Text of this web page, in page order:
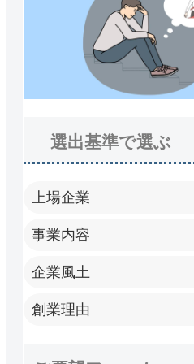
選出基準で選ぶ
上場企業
事業内容
企業風土
創業理由